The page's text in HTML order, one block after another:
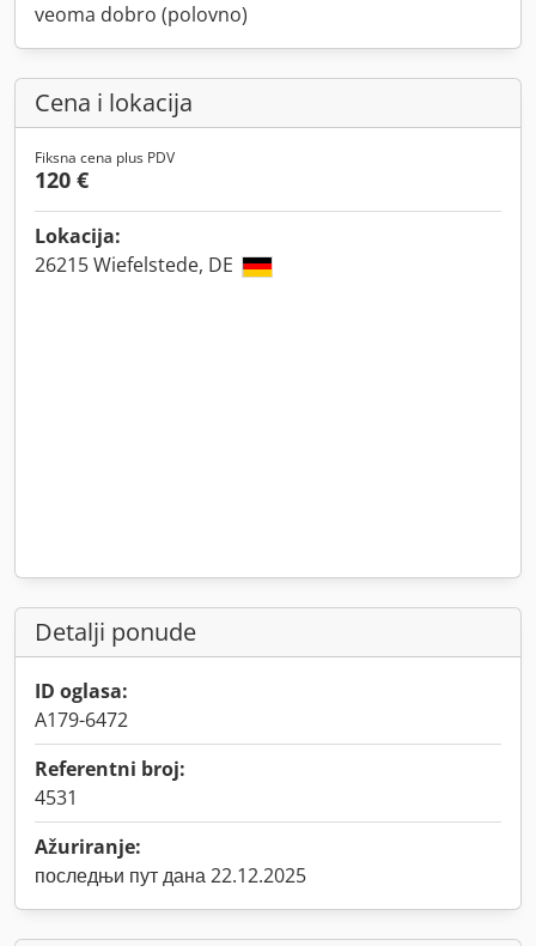
veoma dobro (polovno)
Cena i lokacija
Fiksna cena plus PDV
120 €
Lokacija:
26215 Wiefelstede, DE
Detalji ponude
ID oglasa:
A179-6472
Referentni broj:
4531
Ažuriranje:
последњи пут дана 22.12.2025